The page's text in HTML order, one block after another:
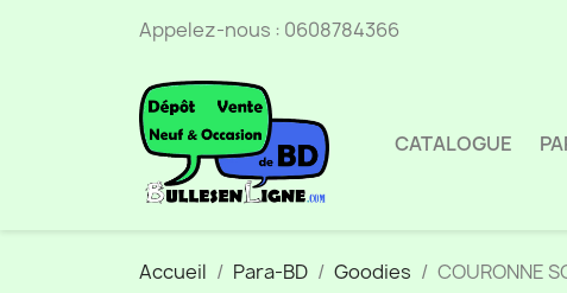
Appelez-nous : 0608784366
CATALOGUE
Accueil Para-BD Goodies COURONNE